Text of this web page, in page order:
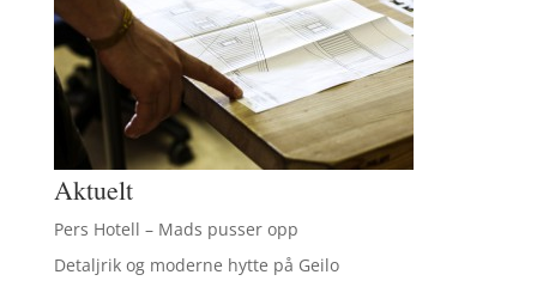
Aktuelt
Pers Hotell – Mads pusser opp
Detaljrik og moderne hytte på Geilo